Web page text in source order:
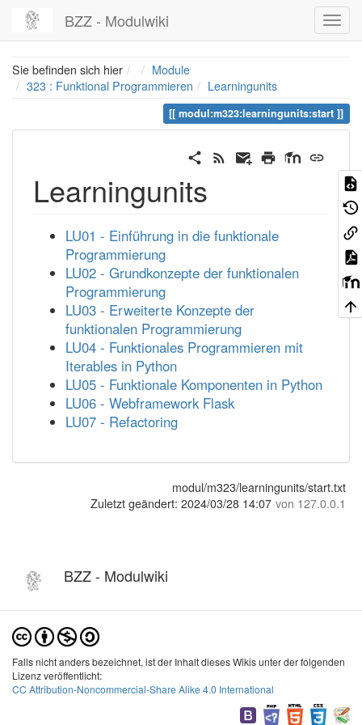
BZZ - Modulwiki
Sie befinden sich hier HomeModule
323 : Funktional Programmieren
Learningunits
modul:m323:learningunits:start
Learningunits
LU01 - Einführung in die funktionale
Programmierung
LU02 - Grundkonzepte der funktionalen
Programmierung
LU03 - Erweiterte Konzepte der
funktionalen Programmierung
LU04 - Funktionales Programmieren mit
Iterables in Python
LU05 - Funktionale Komponenten in Python
LU06 - Webframework Flask
LU07 - Refactoring
modul/m323/learningunits/start.txt
Zuletzt geändert: 2024/03/28 14:07 von 127.0.0.1
BZZ - Modulwiki
Falls nicht anders bezeichnet, ist der Inhalt dieses Wikis unter der folgenden
Lizenz veröffentlicht:
CC Attribution-Noncommercial-Share Alike 4.0 International